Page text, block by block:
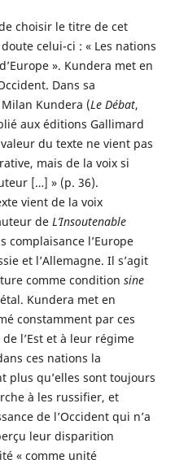
choisir le titre de cet
celui-ci : « Les nations
». Kundera met en
Dans sa
Kundera (Le Débat,
aux éditions Gallimard
du texte ne vient pas
mais de la voix si
[…] » (p. 36).
vient de la voix
de L’Insoutenable
complaisance l’Europe
et l’Allemagne. Il s’agit
comme condition sine
Kundera met en
constamment par ces
l’Est et à leur régime
ces nations la
plus qu’elles sont toujours
à les russifier, et
de l’Occident qui n’a
leur disparition
« comme unité